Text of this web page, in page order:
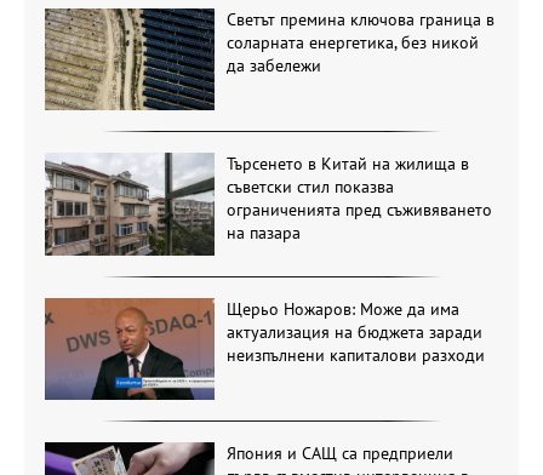
Светът премина ключова граница в
соларната енергетика, без никой
да забележи
Търсенето в Китай на жилища в
съветски стил показва
ограниченията пред съживяването
на пазара
Щерьо Ножаров: Може да има
актуализация на бюджета заради
неизпълнени капиталови разходи
Япония и САЩ са предприели